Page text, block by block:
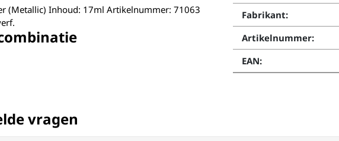
(Metallic) Inhoud: 17ml Artikelnummer: 71063
Fabrikant:
Artikelnummer:
EAN:
vragen